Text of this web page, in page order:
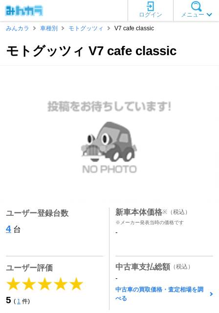
メニュー
ログイン
みんカラ
車種別 モトグッツィ V7 cafe classic
モトグッツィ V7 cafe classic
ユーザー登録台数
4 台
ユーザー評価
5 ( 1 件)
新車本体価格※ （税込）
※メーカー発表当時の価格です
-
中古車支払総額 （税込）
-
中古車の買取価格・査定相場を調
べる